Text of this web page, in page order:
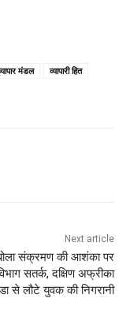
मंडल
व्यापारी हित
Next article
संक्रमण की आशंका पर
सतर्क, दक्षिण अफ्रीका
से लौटे युवक की निगरानी